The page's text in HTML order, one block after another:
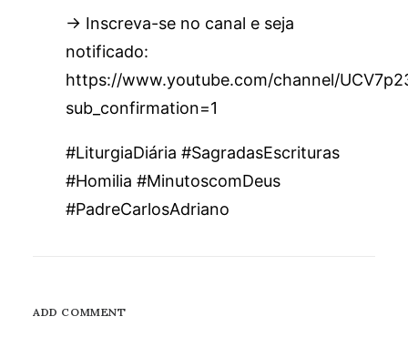
→ Inscreva-se no canal e seja
notificado:
https://www.youtube.com/channel/
sub_confirmation=1
#LiturgiaDiária #SagradasEscrituras
#Homilia #MinutoscomDeus
#PadreCarlosAdriano
ADD COMMENT